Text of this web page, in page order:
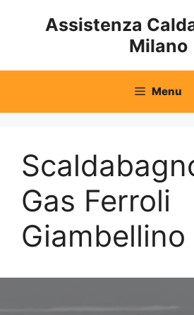
Assistenza
Milano
Menu
Gas Ferroli